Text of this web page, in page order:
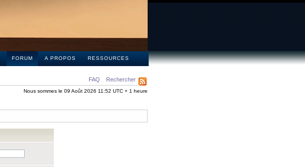
FORUM A PROPOS RESSOURCES
FAQ Rechercher
Nous sommes le 09 Août 2026 11:52 UTC + 1 heure